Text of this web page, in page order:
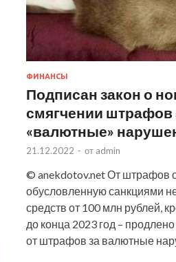
ФИНАНСЫ
Подписан закон о
смягчении штрафов
«валютные»
21.12.2022 - от admin
© anekdotov.net От штрафов
обусловленную санкциями
средств от 100 млн рублей,
до конца 2023 год –
от штрафов за валютные